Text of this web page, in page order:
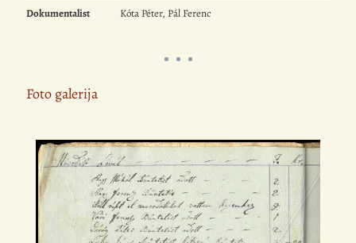
Dokumentalist Kóta Péter, Pál Ferenc
Foto galerija